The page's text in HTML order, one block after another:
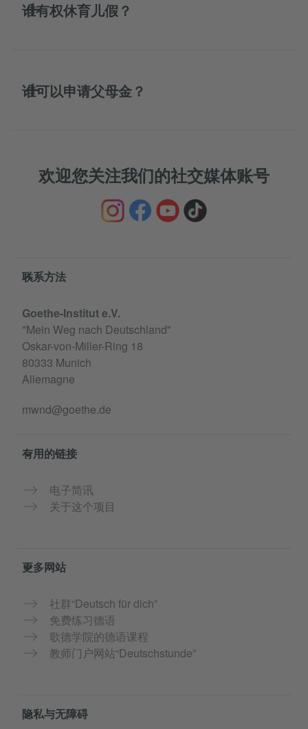
谁有权休育儿假？
谁可以申请父母金？
欢迎您关注我们的社交媒体账号
Service- und Informationsbereich
联系方法
Goethe-Institut e.V.
"Mein Weg nach Deutschland"
Oskar-von-Miller-Ring 18
80333 Munich
Allemagne
mwnd@goethe.de
有用的链接
电子简讯
关于这个项目
更多网站
社群“Deutsch für dich”
免费练习德语
歌德学院的德语课程
教师门户网站“Deutschstunde”
隐私与无障碍